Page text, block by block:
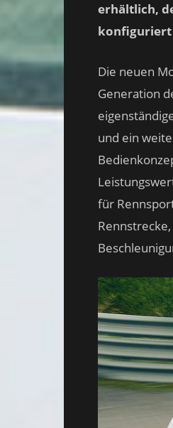
erhältlich,
konfiguriert
Die neuen
Generation
und ein
für